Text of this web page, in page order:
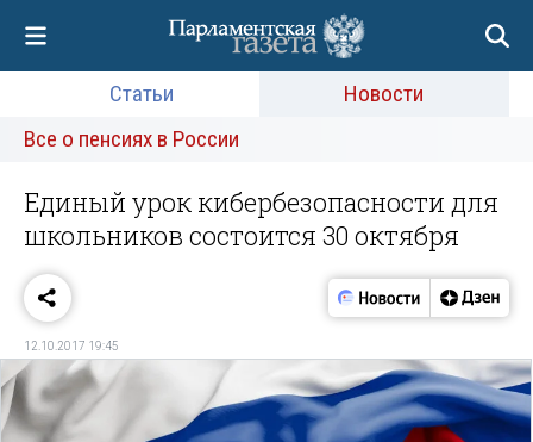
Статьи
Новости
Все о пенсиях в России
Единый урок кибербезопасности для
школьников состоится 30 октября
12.10.2017 19:45